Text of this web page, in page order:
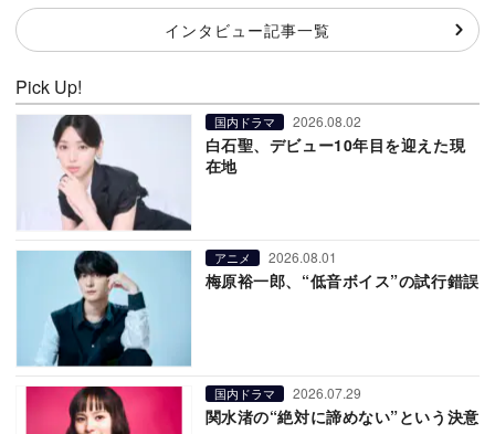
インタビュー記事一覧
Pick Up!
国内ドラマ 2026.08.02
白石聖、デビュー10年目を迎えた現
在地
アニメ 2026.08.01
梅原裕一郎、“低音ボイス”の試行錯誤
国内ドラマ 2026.07.29
関水渚の“絶対に諦めない”という決意